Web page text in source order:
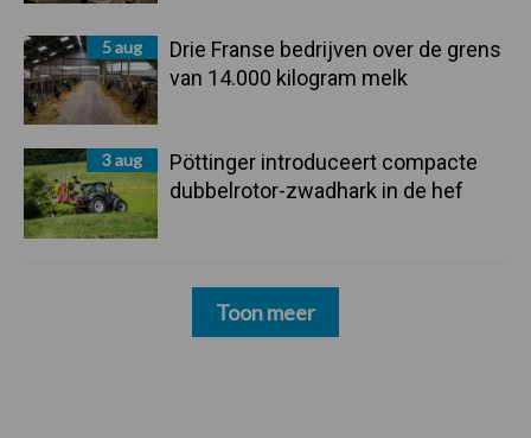
5 aug
Drie Franse bedrijven over de grens
van 14.000 kilogram melk
3 aug
Pöttinger introduceert compacte
dubbelrotor-zwadhark in de hef
Toon meer